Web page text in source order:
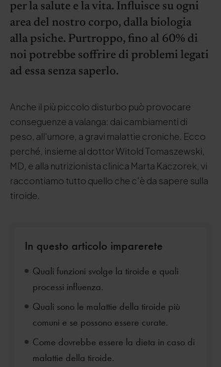
per la salute e la vita. Influisce su ogni
area del nostro corpo, dalla biologia
alla psiche. Purtroppo, fino al 60% di
noi potrebbe soffrire di problemi legati
ad essa senza saperlo.
Anche il più piccolo disturbo può provocare
conseguenze a valanga: dai cambiamenti di
peso, all'umore, a gravi malattie croniche. Ecco
perché, insieme al dottor Witold Tomaszewski,
MD, e alla nutrizionista clinica Marta Kaczorek, vi
raccontiamo tutto quello che c'è da sapere sulla
tiroide.
In questo articolo imparerete
Quali funzioni svolge la tiroide e quali
processi influenza.
Quali sono le malattie della tiroide più
comuni e se possono essere curate.
Come dovrebbe essere la dieta in caso di
malattie della tiroide.